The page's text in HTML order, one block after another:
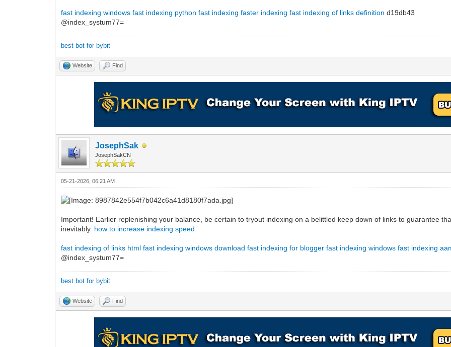
fast indexing windows fast indexing python fast indexing faster indexing fast indexing of links definition d19db43
@index_systum77=
best bot for bybit
Website Find
JosephSak
JosephSakCN
05-21-2026, 06:21 AM
Important! Earlier replenishing your balance, be certain to tryout indexing on a belittled keep down of links to guarantee
inevitably. how to increase indexing speed
fast indexing of links html fast indexing windows download fast indexing for blogger fast indexing windows fast indexing
@index_systum77=
best bot for bybit
Website Find